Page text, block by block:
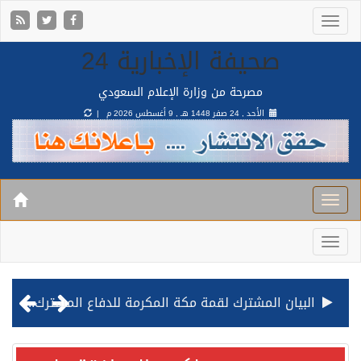
صحيفة الإخبارية 24
مصرحة من وزارة الإعلام السعودي
الأحد , 24 صفر 1448 هـ , 9 أغسطس 2026 م |
البيان المشترك لقمة مكة المكرمة للدفاع المشترك بين المملكة وتركيا وباكستان
قيادة القوات المشتركة للتحالف: نفذنا عملية رد عسكري متناسبة لأهداف عسكرية مشروعة تابعة للمليشيا الحوثية الإرهابية في محافظة الحديدة